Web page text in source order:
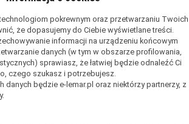
cm
zabrudzeniu rąk podczas użytkowania
pokrewnym oraz przetwarzaniu Twoich
że dopasujemy do Ciebie wyświetlane treści.
informacji na urządzeniu końcowym
danych (w tym w obszarze profilowania,
sprawiasz, że łatwiej będzie odnaleźć Ci
czego szukasz i potrzebujesz.
danych będzie e-lemar.pl oraz niektórzy partnerzy, z